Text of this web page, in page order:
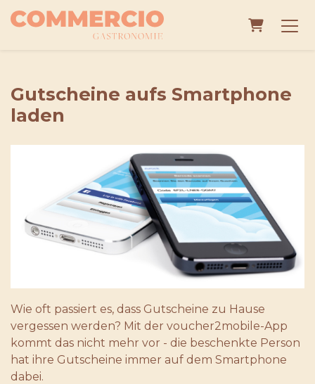
Gutscheine aufs Smartphone
laden
Wie oft passiert es, dass Gutscheine zu Hause
vergessen werden? Mit der voucher2mobile-App
kommt das nicht mehr vor - die beschenkte Person
hat ihre Gutscheine immer auf dem Smartphone
dabei.